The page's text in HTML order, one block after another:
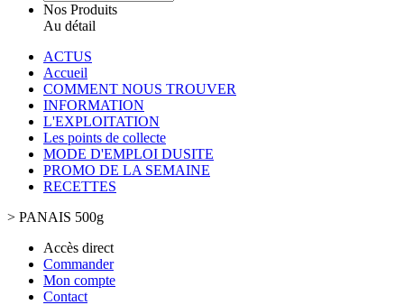
Nos Produits
Au détail
ACTUS
Accueil
COMMENT NOUS TROUVER
INFORMATION
L'EXPLOITATION
Les points de collecte
MODE D'EMPLOI DUSITE
PROMO DE LA SEMAINE
RECETTES
> PANAIS 500g
Accès direct
Commander
Mon compte
Contact